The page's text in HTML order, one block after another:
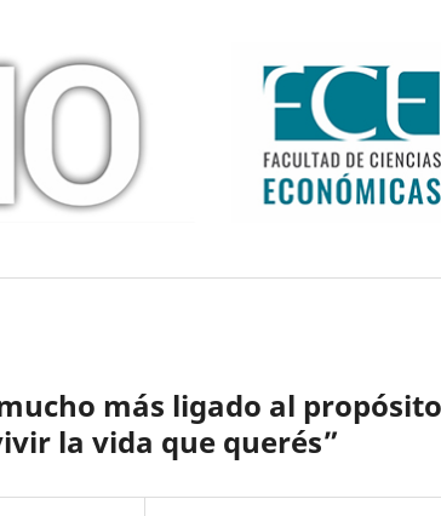
más ligado al
la vida que querés”